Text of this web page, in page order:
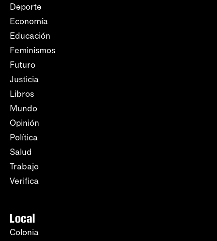
Deporte
Economía
Educación
Feminismos
Futuro
Justicia
Libros
Mundo
Opinión
Política
Salud
Trabajo
Verifica
Local
Colonia